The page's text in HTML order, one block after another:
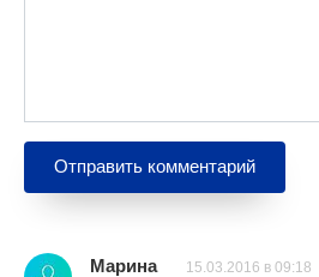
Марина 15.03.2016 в 09:18